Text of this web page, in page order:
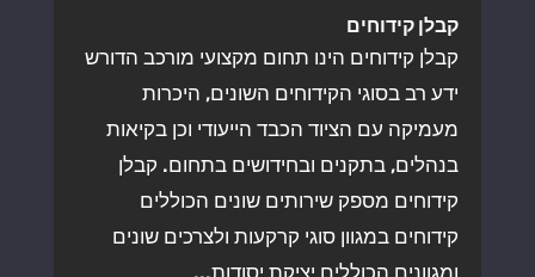
קבלן קידוחים
קבלן קידוחים הינו תחום מקצועי מורכב הדורש
ידע רב בסוגי הקידוחים השונים, היכרות
מעמיקה עם הציוד הכבד הייעודי וכן בקיאות
בנהלים, בתקנים ובחידושים בתחום. קבלן
קידוחים מספק שירותים שונים הכוללים
קידוחים במגוון סוגי קרקעות ולצרכים שונים